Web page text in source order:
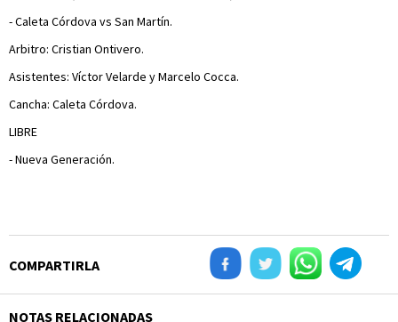
- Caleta Córdova vs San Martín.
Arbitro: Cristian Ontivero.
Asistentes: Víctor Velarde y Marcelo Cocca.
Cancha: Caleta Córdova.
LIBRE
- Nueva Generación.
COMPARTIRLA
NOTAS RELACIONADAS